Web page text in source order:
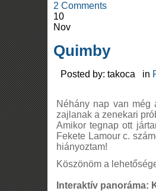
2 Comments
10
Nov
Quimby
Posted by: takoca in
Néhány nap van még
zajlanak a zenekari
Amikor tegnap ott
Fekete Lamour c.
hiányoztam!
Köszönöm a
Interaktív panoráma: